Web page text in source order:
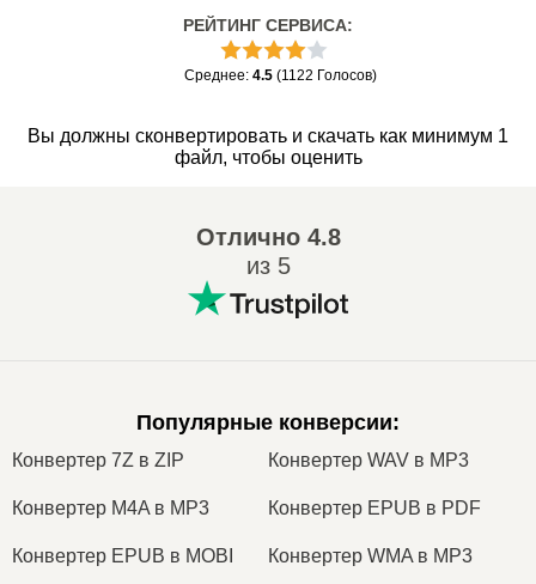
РЕЙТИНГ СЕРВИСА:
Среднее: 4.5 (1122 Голосов)
Вы должны сконвертировать и скачать как минимум 1
файл, чтобы оценить
Отлично4.8
из 5
Популярные конверсии:
Конвертер 7Z в ZIP Конвертер WAV в MP3
Конвертер M4A в MP3 Конвертер EPUB в PDF
Конвертер EPUB в MOBI Конвертер WMA в MP3